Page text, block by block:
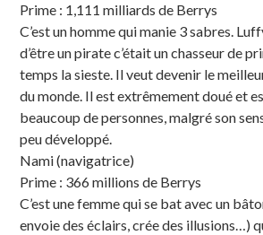
Prime : 1,111 milliards de Berrys
C’est un homme qui manie 3 sabres.
d’être un pirate c’était un chasseur de
temps la sieste. Il veut devenir le
du monde. Il est extrêmement doué et
beaucoup de personnes, malgré son
peu développé.
Nami (navigatrice)
Prime : 366 millions de Berrys
C’est une femme qui se bat avec un
envoie des éclairs, crée des illusions…)